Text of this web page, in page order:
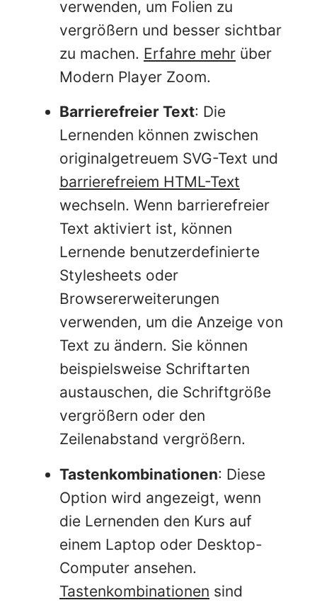
verwenden, um Folien zu
vergrößern und besser sichtbar
zu machen. Erfahre mehr über
Modern Player Zoom.
Barrierefreier Text: Die
Lernenden können zwischen
originalgetreuem SVG-Text und
barrierefreiem HTML-Text
wechseln. Wenn barrierefreier
Text aktiviert ist, können
Lernende benutzerdefinierte
Stylesheets oder
Browsererweiterungen
verwenden, um die Anzeige von
Text zu ändern. Sie können
beispielsweise Schriftarten
austauschen, die Schriftgröße
vergrößern oder den
Zeilenabstand vergrößern.
Tastenkombinationen: Diese
Option wird angezeigt, wenn
die Lernenden den Kurs auf
einem Laptop oder Desktop-
Computer ansehen.
Tastenkombinationen sind